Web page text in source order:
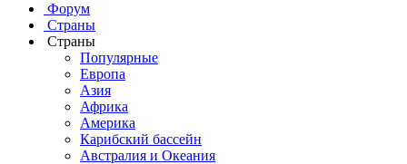
Форум
Страны
Страны
Популярные
Европа
Азия
Африка
Америка
Карибский бассейн
Австралия и Океания